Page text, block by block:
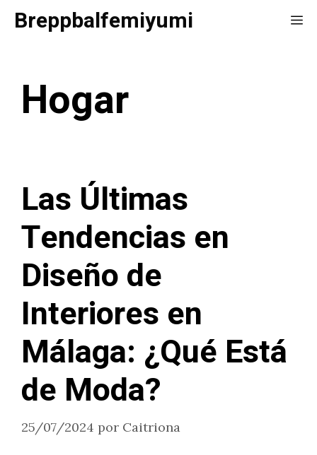
SaltarBreppbalfemiyumi
Hogar
Las Últimas
Tendencias en
Diseño de
Interiores en
Málaga: ¿Qué Está
de Moda?
25/07/2024 por Caitriona